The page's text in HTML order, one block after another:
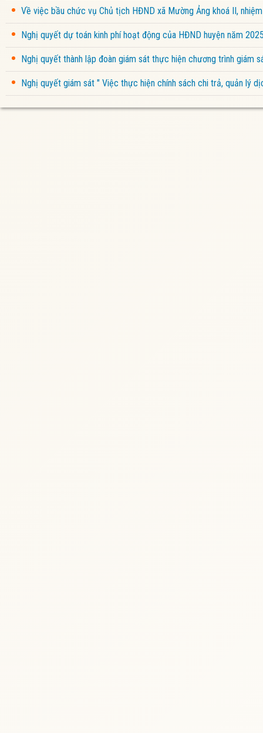
Về việc bầu chức vụ Chủ tịch HĐND xã Mường Ảng khoá II,
Nghị quyết dự toán kinh phí hoạt động của HĐND huyện năm
Nghị quyết thành lập đoàn giám sát thực hiện chương trình giám
Nghị quyết giám sát " Việc thực hiện chính sách chi trả, quản lý